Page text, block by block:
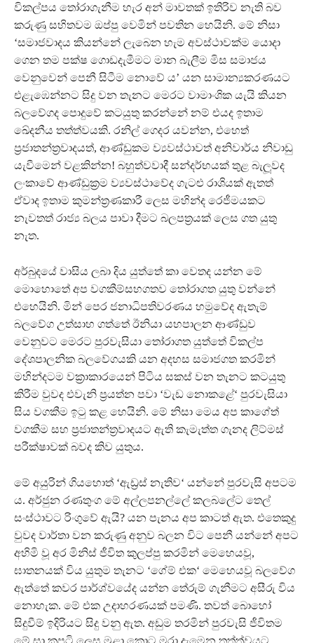
විකල්පය තෝරාගැනීම හැර අන් මාවතක් ඉතිරිව නැති බව
කරුණු සහිතවම ඔප්පු වෙමින් පවතින හෙයිනි. මේ නිසා
‘සමාජවාදය කියන්නේ ලැබෙන හැම අවස්ථාවක්ම යොදා
ගෙන තම පක්ෂ ගොඩදැමීමට මාන බැලීම මිස සමාජය
වෙනුවෙන් පෙනී සිටීම නොවේ ය’ යන සාමාන්‍යකරණයට
එළැඹෙන්නට සිදු වන තැනට මෙරට වාමාංශික යැයි කියන
බලවේගද පොදුවේ කටයුතු කරන්නේ නම් එයද ඉතාම
ඛේදනීය තත්ත්වයකි. රනිල් ගෙදර යවන්න, එහෙත්
ප‍්‍රජාතන්ත‍්‍රවාදයත්, ආණ්ඩුකම ව්‍යවස්ථාවත් අනිවාර්ය නිවාඩු
යැවීමෙන් වළකින්න! බහුත්වවාදී සන්දර්භයක් තුළ බැලූ‍වද
ලංකාවේ ආණ්ඩුක‍්‍රම ව්‍යවස්ථාවේද ගැටළු රාශියක් ඇතත්
ඒවාද ඉතාම කුමන්ත‍්‍රණකාරී ලෙස මහින්ද රෙජීමයකට
නැවතත් රාජ්‍ය බලය පාවා දීමට බලපත‍්‍රයක් ලෙස ගත යුතු
නැත.
අර්බුදයේ වාසිය ලබා දිය යුත්තේ කා වෙතද යන්න මේ
මොහොතේ අප වගකීම්සහගතව තෝරාගත යුතු වන්නේ
එහෙයිනි. මින් පෙර ජනාධිපතිවරණය හමුවේද ඇතැම්
බලවේග උත්සාහ ගත්තේ ඊනියා යහපාලන ආණ්ඩුව
වෙනුවට මෙරට පුරවැසියා තෝරාගත යුත්තේ විකල්ප
දේශපාලනික බලවේගයකි යන අදහස සමාජගත කරමින්
මහින්දටම වක‍්‍රාකාරයෙන් පිටිය සකස් වන තැනට කටයුතු
කිරීම වුවද එවැනි ප‍්‍රයත්න පවා ‘වැඩ නොකළේ‘ පුරවැසියා
සිය වගකීම ඉටු කළ හෙයිනි. මේ නිසා මෙය අප කාගේත්
වගකීම සහ ප‍්‍රජාතන්ත‍්‍රවාදයට ඇති කැමැත්ත ගැනද ලිට්මස්
පරීක්ෂාවක් බවද කිව යුතුය.
මේ අයුරින් ගියහොත් ‘ඇඩ‍්‍රස් නැතිව‘ යන්නේ පුරවැසි අපටම
ය. අර්ජුන රණතුංග මේ අල්ලපනල්ලේ කලබලේට තෙල්
සංස්ථාවට රිංගුවේ ඇයි? යන පැනය අප කාටත් ඇත. එතෙකුදු
වුවද වාර්තා වන කරුණු අනුව බලන විට පෙනී යන්නේ අපට
අහිමි වූ අර මිනිස් ජීවිත කුලප්පු කරමින් මෙහෙයවූ,
ඝාතනයක් විය යුතුම තැනට ‘ගේම් එක‘ මෙහෙයවූ බලවේග
ඇත්තේ කවර පාර්ශ්වයේද යන්න තේරුම් ගැනීමට අසීරු විය
නොහැක. මේ එක උදාහරණයක් පමණි. තවත් බොහෝ
සිදුවීම් ඉදිරියට සිදු වනු ඇත. අඩුම තරමින් පුරවැසි ජීවිතම
මේ සා කපටි ලෙස මුළා කොට මරා දැමෙන තත්ත්වයට